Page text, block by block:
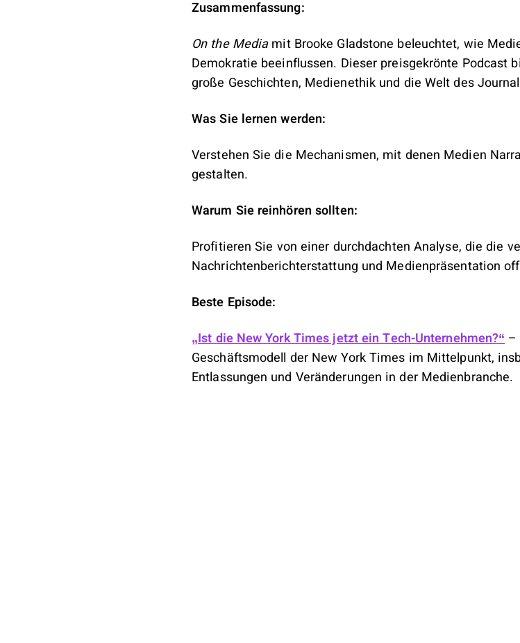
Zusammenfassung:
On the Mediamit Brooke Gladstone beleuchtet, wie
Demokratie beeinflussen. Dieser preisgekrönte Podcast
große Geschichten, Medienethik und die Welt des
Was Sie lernen werden:
Verstehen Sie die Mechanismen, mit denen Medien
gestalten.
Warum Sie reinhören sollten:
Profitieren Sie von einer durchdachten Analyse, die die
Nachrichtenberichterstattung und Medienpräsentation
Beste Episode:
„Ist die New York Times jetzt ein Tech-Unternehmen?“ –
Geschäftsmodell der New York Times im Mittelpunkt,
Entlassungen und Veränderungen in der Medienbranche.